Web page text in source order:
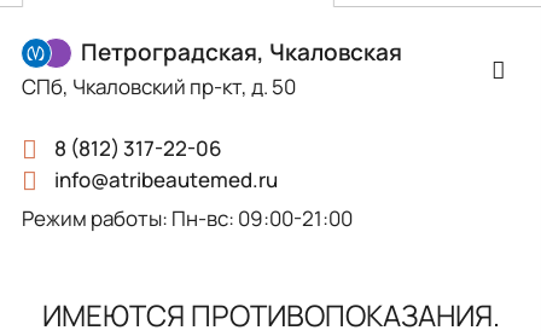
Петроградская, Чкаловская
СПб, Чкаловский пр-кт, д. 50
8 (812) 317-22-06
info@atribeautemed.ru
Режим работы: Пн-вс: 09:00-21:00
ИМЕЮТСЯ ПРОТИВОПОКАЗАНИЯ.